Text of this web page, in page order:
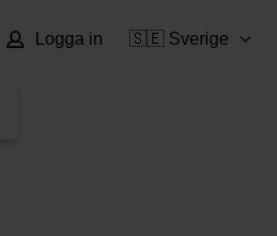
Logga in 🇸🇪 Sverige